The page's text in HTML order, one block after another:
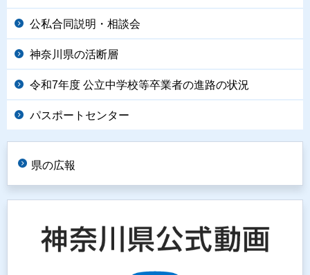
公私合同説明・相談会
神奈川県の活断層
令和7年度 公立中学校等卒業者の進路の状況
パスポートセンター
県の広報